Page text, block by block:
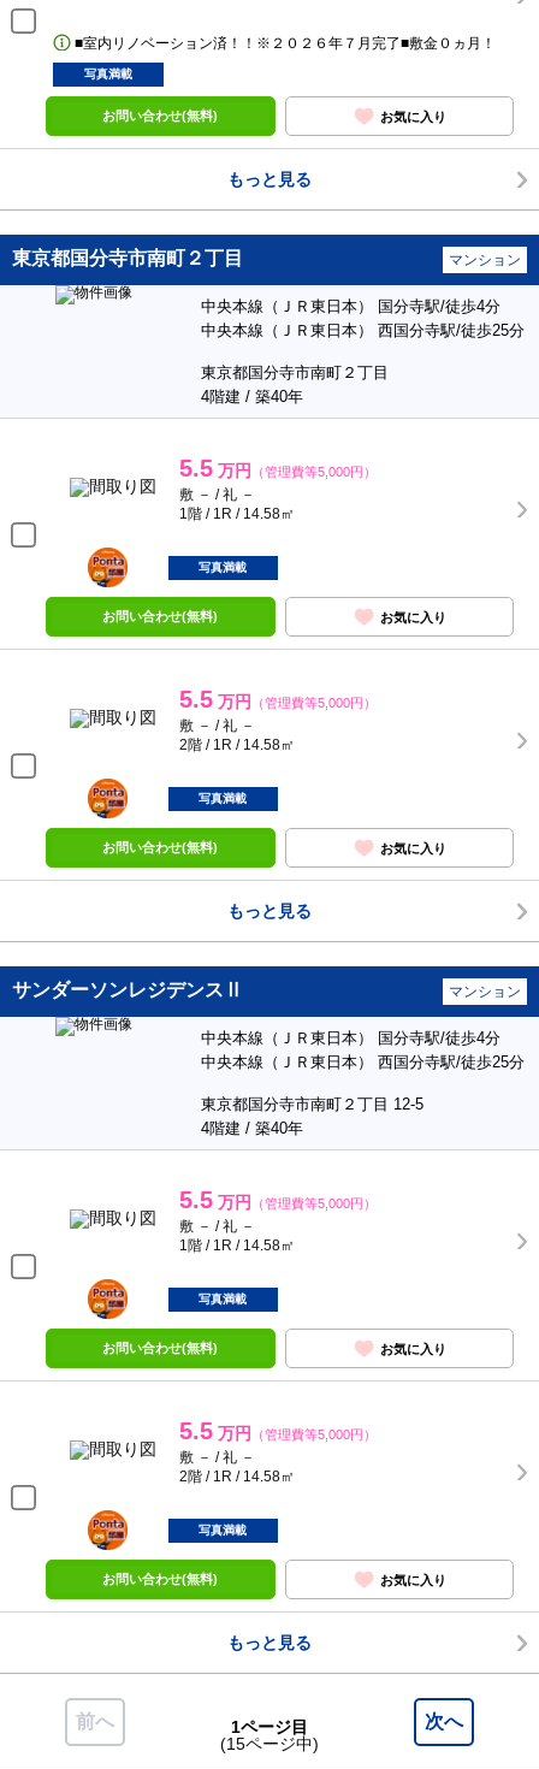
■室内リノベーション済！！※２０２６年７月完了■敷金０ヵ月！
写真満載
お問い合わせ(無料) お気に入り
もっと見る
東京都国分寺市南町２丁目 マンション
中央本線（ＪＲ東日本） 国分寺駅/徒歩4分
中央本線（ＪＲ東日本） 西国分寺駅/徒歩25分
東京都国分寺市南町２丁目
4階建 / 築40年
5.5 万円 （管理費等5,000円）
敷 － / 礼 －
1階 / 1R / 14.58㎡
ポンタ
部屋
写真満載
お問い合わせ(無料) お気に入り
5.5 万円 （管理費等5,000円）
敷 － / 礼 －
2階 / 1R / 14.58㎡
ポンタ
部屋
写真満載
お問い合わせ(無料) お気に入り
もっと見る
サンダーソンレジデンスⅡ マンション
中央本線（ＪＲ東日本） 国分寺駅/徒歩4分
中央本線（ＪＲ東日本） 西国分寺駅/徒歩25分
東京都国分寺市南町２丁目 12-5
4階建 / 築40年
5.5 万円 （管理費等5,000円）
敷 － / 礼 －
1階 / 1R / 14.58㎡
ポンタ
部屋
写真満載
お問い合わせ(無料) お気に入り
5.5 万円 （管理費等5,000円）
敷 － / 礼 －
2階 / 1R / 14.58㎡
ポンタ
部屋
写真満載
お問い合わせ(無料) お気に入り
もっと見る
前へ 次へ
1ページ目
(15ページ中)